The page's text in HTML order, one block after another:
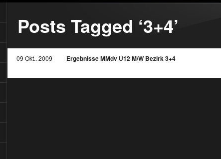
Posts Tagged ‘3+4’
09 Okt.. 2009 Ergebnisse MMdv U12 M/W Bezirk 3+4